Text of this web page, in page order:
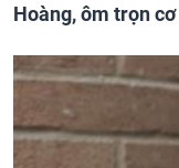
Hoàng, ôm trọn